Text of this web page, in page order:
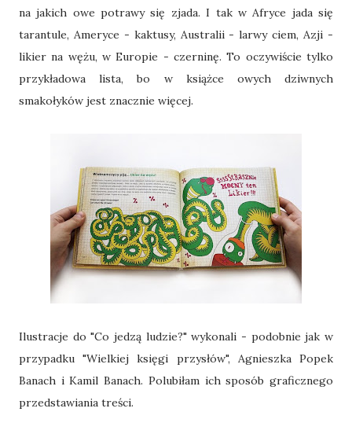
na jakich owe potrawy się zjada. I tak w Afryce jada się
tarantule, Ameryce - kaktusy, Australii - larwy ciem, Azji -
likier na wężu, w Europie - czerninę. To oczywiście tylko
przykładowa lista, bo w książce owych dziwnych
smakołyków jest znacznie więcej.
Ilustracje do "Co jedzą ludzie?" wykonali - podobnie jak w
przypadku "Wielkiej księgi przysłów", Agnieszka Popek
Banach i Kamil Banach. Polubiłam ich sposób graficznego
przedstawiania treści.